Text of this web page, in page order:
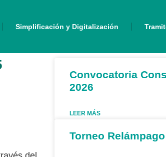
Simplificación y Digitalización
Convocatoria
2026
LEER MÁS
Torneo